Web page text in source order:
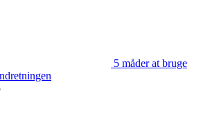
5 måder at bruge